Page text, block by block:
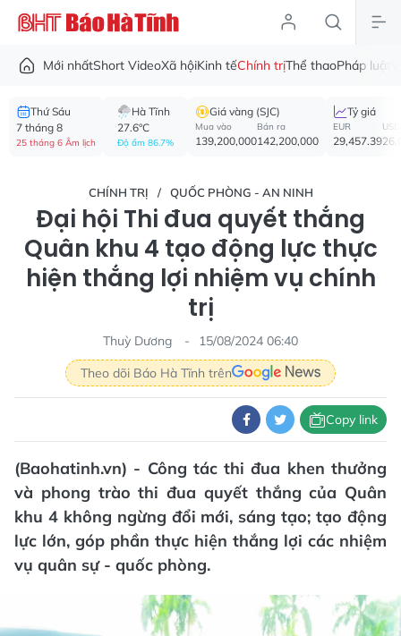
Mới nhấtShort VideoXã hộiKinh tếChính trịThể thaoPháp luật
Thứ Sáu
7 tháng 8
25 tháng 6 Âm lịch
Hà Tĩnh
27.6°C
Độ ẩm 86.7%
Giá vàng (SJC)
Mua vào
139,200,000
Bán ra
142,200,000
Tỷ giá
EUR
29,457.39
USD
CHÍNH TRỊ QUỐC PHÒNG - AN NINH
Đại hội Thi đua quyết thắng
Quân khu 4 tạo động lực thực
hiện thắng lợi nhiệm vụ chính
trị
Thuỳ Dương
15/08/2024 06:40
Theo dõi Báo Hà Tĩnh trên
Copy link
(Baohatinh.vn) - Công tác thi đua khen thưởng
và phong trào thi đua quyết thắng của Quân
khu 4 không ngừng đổi mới, sáng tạo; tạo động
lực lớn, góp phần thực hiện thắng lợi các nhiệm
vụ quân sự - quốc phòng.